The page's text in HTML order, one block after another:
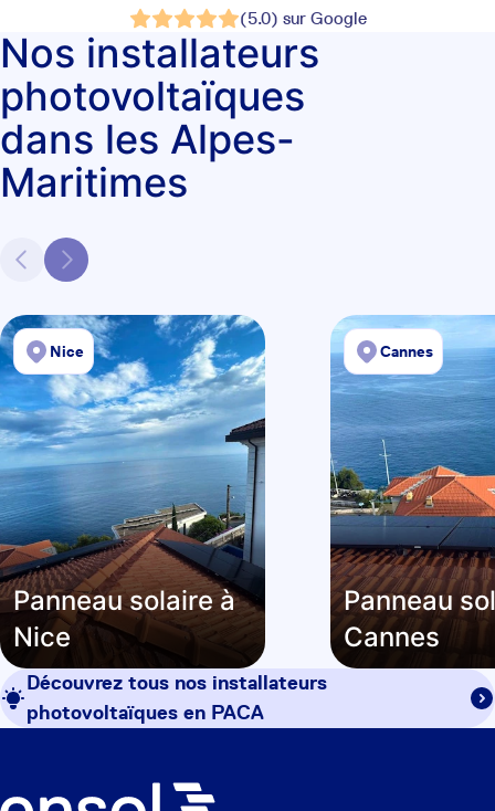
(5.0) sur Google
Nos installateurs
photovoltaïques
dans les Alpes-
Maritimes
Nice
Panneau solaire à
Nice
Cannes
Panneau
Cannes
Découvrez tous nos installateurs
photovoltaïques en PACA